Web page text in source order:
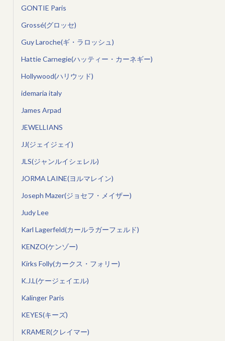
GONTIE Paris
Grossé(グロッセ)
Guy Laroche(ギ・ラロッシュ)
Hattie Carnegie(ハッティー・カーネギー)
Hollywood(ハリウッド)
idemaria italy
James Arpad
JEWELLIANS
JJ(ジェイジェイ)
JLS(ジャンルイシェレル)
JORMA LAINE(ヨルマレイン)
Joseph Mazer(ジョセフ・メイザー)
Judy Lee
Karl Lagerfeld(カールラガーフェルド)
KENZO(ケンゾー)
Kirks Folly(カークス・フォリー)
K.J.L(ケージェイエル)
Kalinger Paris
KEYES(キーズ)
KRAMER(クレイマー)